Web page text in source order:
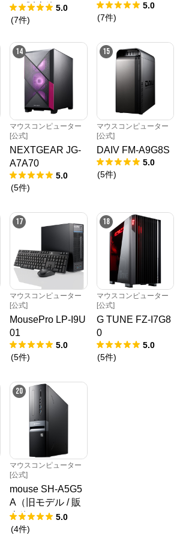
ル / 販売終了）
5.0
(7件)
5.0
(7件)
14
マウスコンピューター
[公式]
NEXTGEAR JG-
A7A70
5.0
(5件)
15
マウスコンピューター
[公式]
DAIV FM-A9G8S
5.0
(5件)
17
マウスコンピューター
[公式]
MousePro LP-I9U
01
5.0
(5件)
18
マウスコンピューター
[公式]
G TUNE FZ-I7G8
0
5.0
(5件)
20
マウスコンピューター
[公式]
mouse SH-A5G5
A（旧モデル / 販
売終了）
5.0
(4件)